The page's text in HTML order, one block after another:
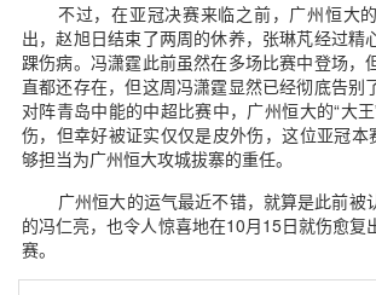
不过，在亚冠决赛来临之前，广州恒大
出，赵旭日结束了两周的休养，张琳芃经过精
踝伤病。冯潇霆此前虽然在多场比赛中登场，
直都还存在，但这周冯潇霆显然已经彻底告别
对阵青岛中能的中超比赛中，广州恒大的“大
伤，但幸好被证实仅仅是皮外伤，这位亚冠本
够担当为广州恒大攻城拔寨的重任。
广州恒大的运气最近不错，就算是此前被
的冯仁亮，也令人惊喜地在10月15日就伤愈复
赛。